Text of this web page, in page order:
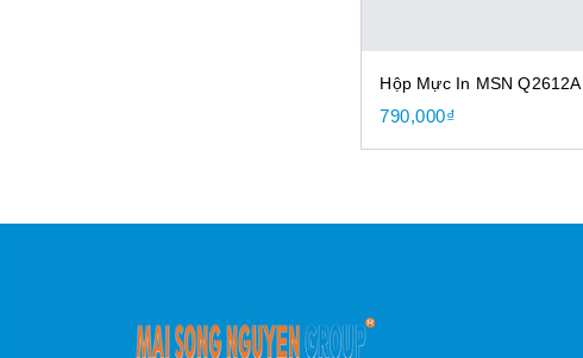
Hộp Mực In MSN Q2612A
790,000₫